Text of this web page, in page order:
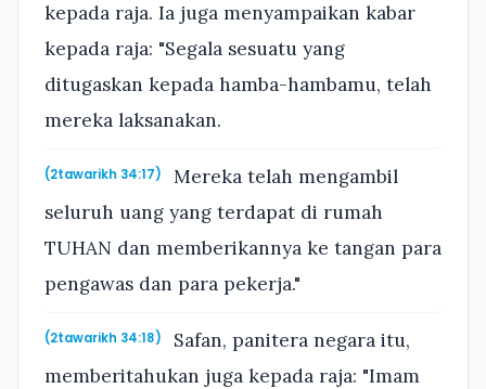
kepada raja. Ia juga menyampaikan kabar
kepada raja: "Segala sesuatu yang
ditugaskan kepada hamba-hambamu, telah
mereka laksanakan.
(2tawarikh 34:17)
Mereka telah mengambil
seluruh uang yang terdapat di rumah
TUHAN dan memberikannya ke tangan para
pengawas dan para pekerja."
(2tawarikh 34:18)
Safan, panitera negara itu,
memberitahukan juga kepada raja: "Imam